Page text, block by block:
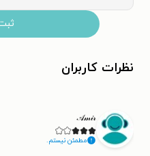
نظرات کاربران
𝒜𝓂𝒾𝓇
مطمئن نیستم.